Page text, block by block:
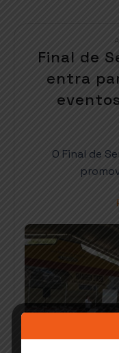
Final de
entra
O Final de